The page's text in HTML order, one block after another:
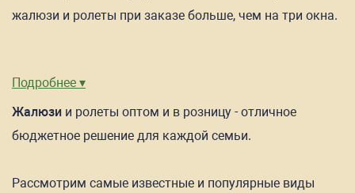
жалюзи и ролеты при заказе больше, чем на три окна.
Подробнее ▾
Жалюзи и ролеты оптом и в розницу - отличное
бюджетное решение для каждой семьи.
Рассмотрим самые известные и популярные виды